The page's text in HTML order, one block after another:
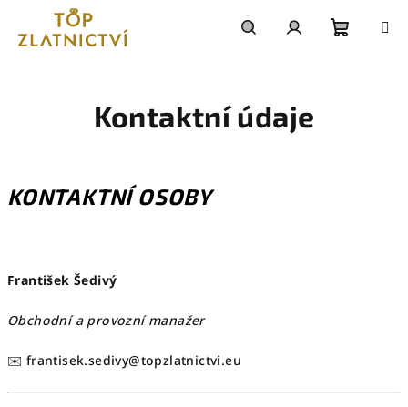
obsah
Kontaktní údaje
KONTAKTNÍ OSOBY
František Šedivý
Obchodní a provozní manažer
✉️ frantisek.sedivy@topzlatnictvi.eu